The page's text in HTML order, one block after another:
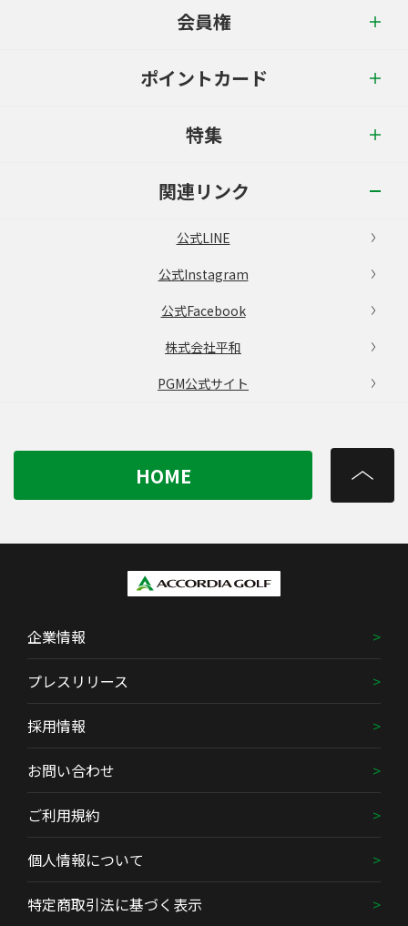
会員権
ポイントカード
特集
関連リンク
公式LINE
公式Instagram
公式Facebook
株式会社平和
PGM公式サイト
HOME
企業情報
プレスリリース
採用情報
お問い合わせ
ご利用規約
個人情報について
特定商取引法に基づく表示